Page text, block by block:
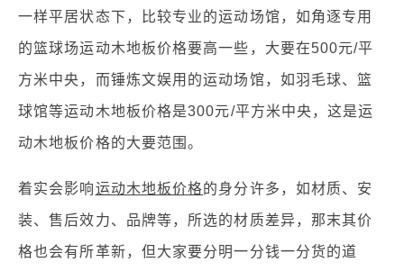
一样平居状态下，比较专业的运动场馆，如角逐专用
的篮球场运动木地板价格要高一些，大要在500元/平
方米中央，而锤炼文娱用的运动场馆，如羽毛球、篮
球馆等运动木地板价格是300元/平方米中央，这是运
动木地板价格的大要范围。
着实会影响运动木地板价格的身分许多，如材质、安
装、售后效力、品牌等，所选的材质差异，那末其价
格也会有所革新，但大家要分明一分钱一分货的道